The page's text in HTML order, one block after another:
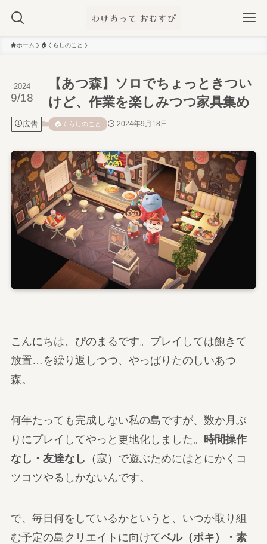
ホーム 🏠️くらしのこと
【あつ森】ソロでちょっときつい
けど、作業を楽しみつつ家具集め
2024
9/18
広告 🏠️くらしのこと 2024年9月18日
こんにちは、ぴのまるです。プレイしては飽きて
放置…を繰り返しつつ、やっぱりたのしいあつ
森。
何年たっても完成しない私の島ですが、数か月ぶ
りにプレイしてやっと更地化しました。 時間操作
なし・友達なし （寂）で遊ぶためにはとにかくコ
ツコツやるしかないんです。
で、毎日何をしているかというと、いつか取り組
む予定の島クリエイトに向けてベル（ポキ）・素